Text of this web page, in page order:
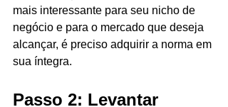
mais interessante para seu nicho de
negócio e para o mercado que deseja
alcançar, é preciso adquirir a norma em
sua íntegra.
Passo 2: Levantar